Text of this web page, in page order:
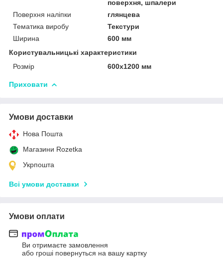
поверхня, шпалери
Поверхня наліпки
глянцева
Тематика виробу
Текстури
Ширина
600 мм
Користувальницькі характеристики
Розмір
600х1200 мм
Приховати
Умови доставки
Нова Пошта
Магазини Rozetka
Укрпошта
Всі умови доставки
Умови оплати
Ви отримаєте замовлення
або гроші повернуться на вашу картку